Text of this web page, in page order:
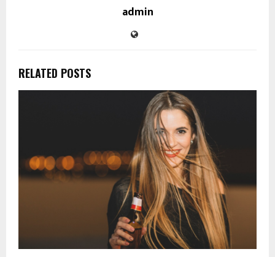
admin
RELATED POSTS